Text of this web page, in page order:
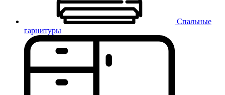
Спальные
гарнитуры